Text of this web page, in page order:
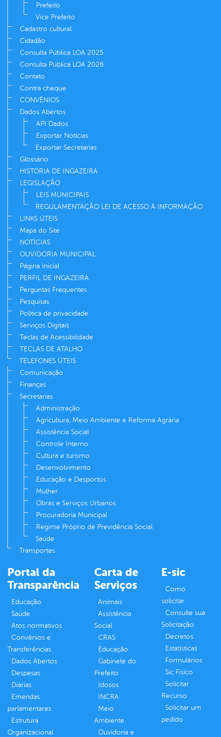
Prefeito
Vice Prefeito
Cadastro cultural
Cidadão
Consulta Pública LOA 2025
Consulta Pública LOA 2026
Contato
Contra cheque
CONVÊNIOS
Dados Abertos
API Dados
Exportar Notícias
Exportar Secretarias
Glossário
HISTÓRIA DE INGAZEIRA
LEGISLAÇÃO
LEIS MUNICIPAIS
REGULAMENTAÇÃO LEI DE ACESSO À INFORMAÇÃO
LINKS ÚTEIS
Mapa do Site
NOTÍCIAS
OUVIDORIA MUNICIPAL
Página Inicial
PERFIL DE INGAZEIRA
Perguntas Frequentes
Pesquisas
Política de privacidade
Serviços Digitais
Teclas de Acessibilidade
TECLAS DE ATALHO
TELEFONES ÚTEIS
Comunicação
Finanças
Secretarias
Administração
Agricultura, Meio Ambiente e Reforma Agrária
Assistência Social
Controle Interno
Cultura e turismo
Desenvolvimento
Educação e Desportos
Mulher
Obras e Serviços Urbanos
Procuradoria Municipal
Regime Próprio de Previdência Social
Saúde
Transportes
Portal da
Transparência
Educação
Saúde
Atos normativos
Convênios e
Transferências
Dados Abertos
Despesas
Diárias
Emendas
parlamentares
Estrutura
Organizacional
Carta de
Serviços
Animais
Assistência
Social
CRAS
Educação
Gabinete do
Prefeito
Idosos
INCRA
Meio
Ambiente
Ouvidoria e
E-sic
Como
solicitar
Consulte sua
Solicitação
Decretos
Estatísticas
Formulários
Sic Físico
Solicitar
Recurso
Solicitar um
pedido